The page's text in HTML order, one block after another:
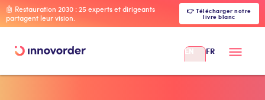
🤖 Restauration 2030 : 25 experts et dirigeants
partagent leur vision.
👉 Télécharger notre
livre blanc
EN FR